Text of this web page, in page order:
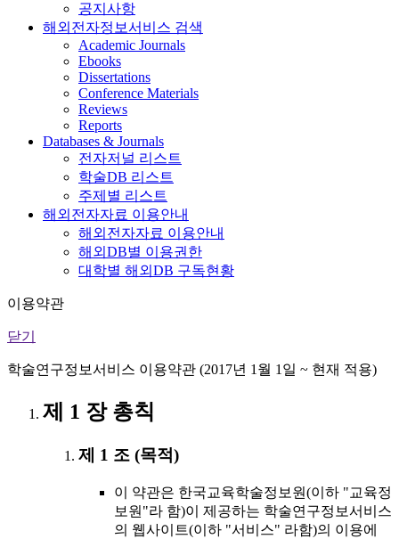
공지사항
해외전자정보서비스 검색
Academic Journals
Ebooks
Dissertations
Conference Materials
Reviews
Reports
Databases & Journals
전자저널 리스트
학술DB 리스트
주제별 리스트
해외전자자료 이용안내
해외전자자료 이용안내
해외DB별 이용권한
대학별 해외DB 구독현황
이용약관
닫기
학술연구정보서비스 이용약관 (2017년 1월 1일 ~ 현재 적용)
제 1 장 총칙
제 1 조 (목적)
이 약관은 한국교육학술정보원(이하 "교육정
보원"라 함)이 제공하는 학술연구정보서비스
의 웹사이트(이하 "서비스" 라함)의 이용에